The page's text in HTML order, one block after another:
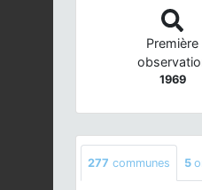
Première
1969
277 communes 5